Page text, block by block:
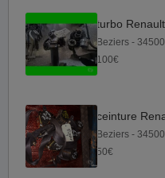
Beziers - 34500
100€
Beziers - 34500
50€